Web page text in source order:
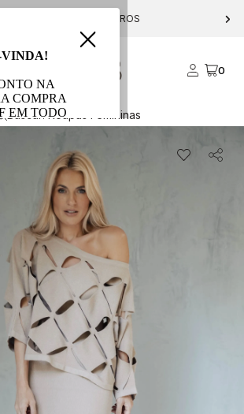
PARCELE EM ATÉ 10X S/ JUROS
0